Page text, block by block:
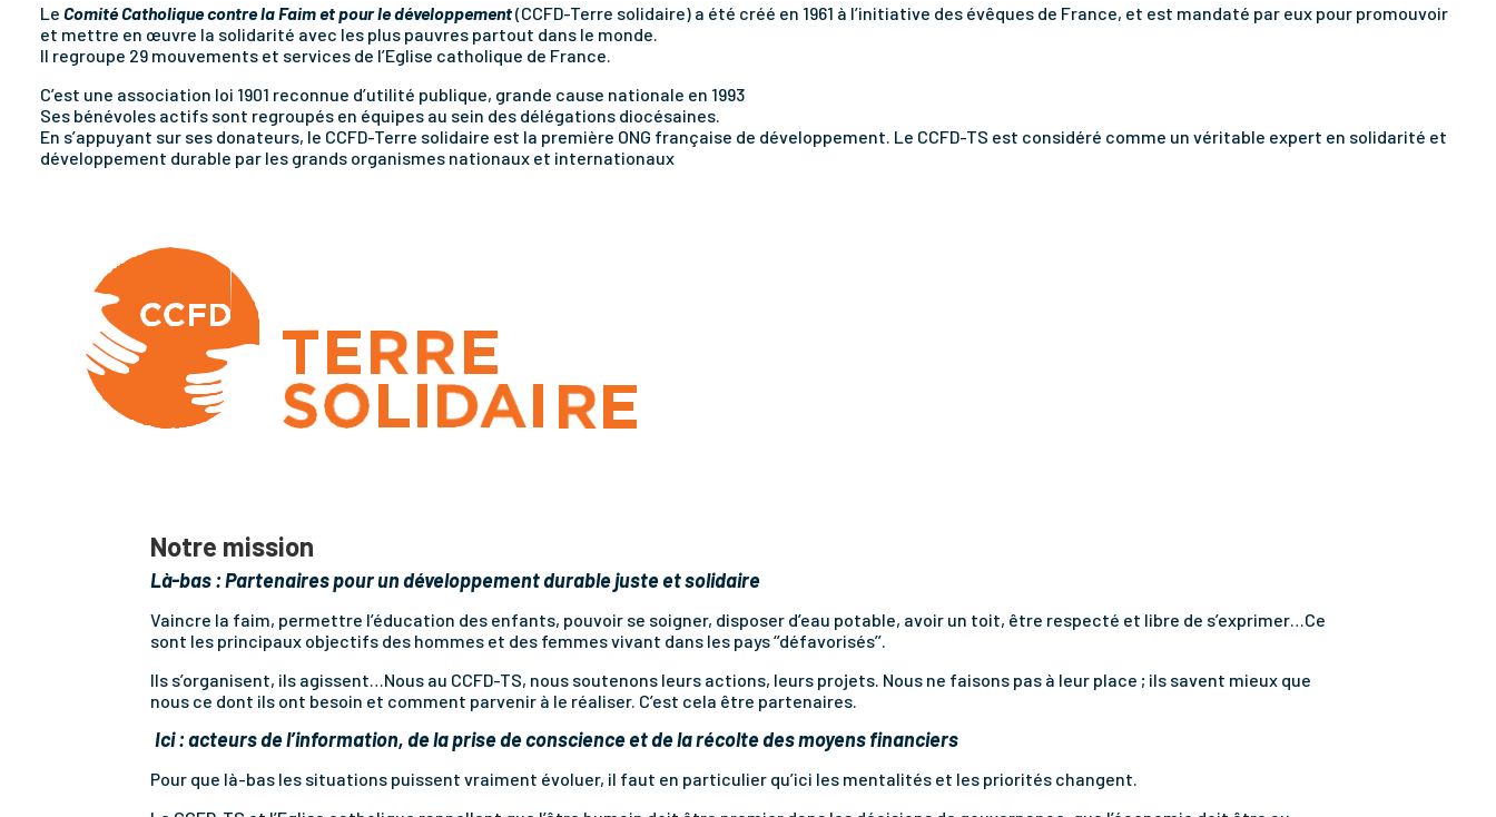
Le Comité Catholique contre la Faim et pour le développement(CCFD-Terre solidaire) a été créé en 1961 à l’initiative des évêques de France, et est mandaté par eux pour promouvoir
et mettre en œuvre la solidarité avec les plus pauvres partout dans le monde.
Il regroupe 29 mouvements et services de l’Eglise catholique de France.
C’est une association loi 1901 reconnue d’utilité publique, grande cause nationale en 1993
Ses bénévoles actifs sont regroupés en équipes au sein des délégations diocésaines.
En s’appuyant sur ses donateurs, le CCFD-Terre solidaire est la première ONG française de développement. Le CCFD-TS est considéré comme un véritable expert en solidarité et
développement durable par les grands organismes nationaux et internationaux
Notre mission
Là-bas : Partenaires pour un développement durable juste et solidaire
Vaincre la faim, permettre l’éducation des enfants, pouvoir se soigner, disposer d’eau potable, avoir un toit, être respecté et libre de s’exprimer…Ce
sont les principaux objectifs des hommes et des femmes vivant dans les pays ‘’défavorisés’’.
Ils s’organisent, ils agissent…Nous au CCFD-TS, nous soutenons leurs actions, leurs projets. Nous ne faisons pas à leur place ; ils savent mieux que
nous ce dont ils ont besoin et comment parvenir à le réaliser. C’est cela être partenaires.
Ici : acteurs de l’information, de la prise de conscience et de la récolte des moyens financiers
Pour que là-bas les situations puissent vraiment évoluer, il faut en particulier qu’ici les mentalités et les priorités changent.